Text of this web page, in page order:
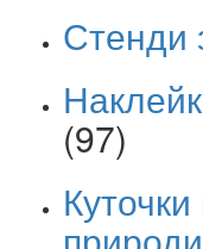
Стенди
(97)